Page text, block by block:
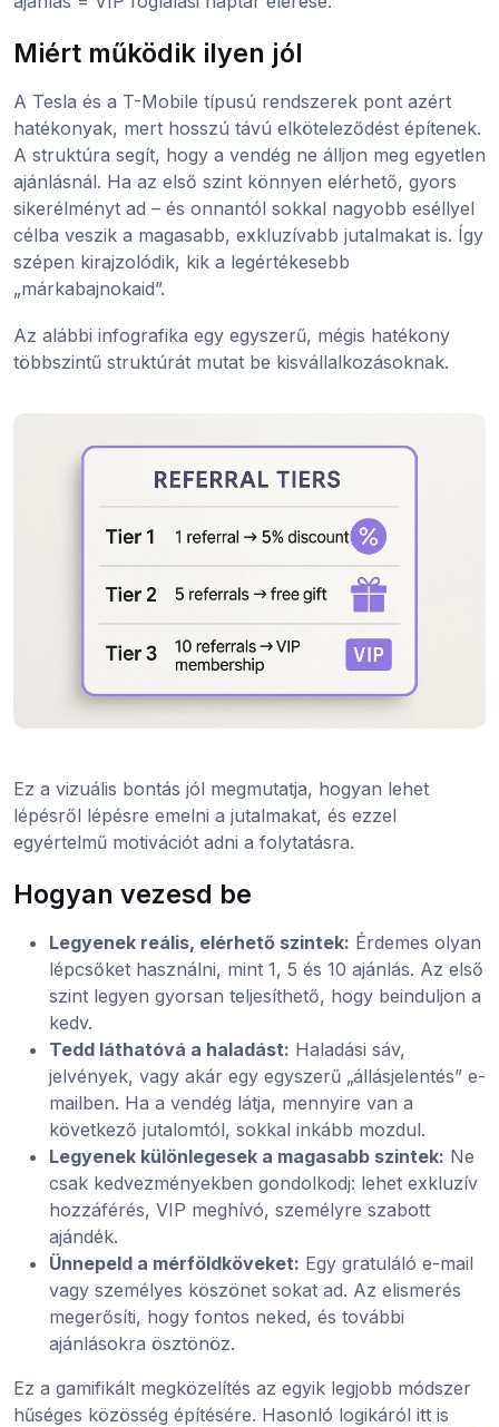
Miért működik ilyen jól
A Tesla és a T-Mobile típusú rendszerek pont azért
hatékonyak, mert hosszú távú elköteleződést építenek.
A struktúra segít, hogy a vendég ne álljon meg egyetlen
ajánlásnál. Ha az első szint könnyen elérhető, gyors
sikerélményt ad – és onnantól sokkal nagyobb eséllyel
célba veszik a magasabb, exkluzívabb jutalmakat is. Így
szépen kirajzolódik, kik a legértékesebb
„márkabajnokaid”.
Az alábbi infografika egy egyszerű, mégis hatékony
többszintű struktúrát mutat be kisvállalkozásoknak.
Ez a vizuális bontás jól megmutatja, hogyan lehet
lépésről lépésre emelni a jutalmakat, és ezzel
egyértelmű motivációt adni a folytatásra.
Hogyan vezesd be
Legyenek reális, elérhető szintek: Érdemes olyan
lépcsőket használni, mint 1, 5 és 10 ajánlás. Az első
szint legyen gyorsan teljesíthető, hogy beinduljon a
kedv.
Tedd láthatóvá a haladást: Haladási sáv,
jelvények, vagy akár egy egyszerű „állásjelentés” e-
mailben. Ha a vendég látja, mennyire van a
következő jutalomtól, sokkal inkább mozdul.
Legyenek különlegesek a magasabb szintek: Ne
csak kedvezményekben gondolkodj: lehet exkluzív
hozzáférés, VIP meghívó, személyre szabott
ajándék.
Ünnepeld a mérföldköveket: Egy gratuláló e-mail
vagy személyes köszönet sokat ad. Az elismerés
megerősíti, hogy fontos neked, és további
ajánlásokra ösztönöz.
Ez a gamifikált megközelítés az egyik legjobb módszer
hűséges közösség építésére. Hasonló logikáról itt is